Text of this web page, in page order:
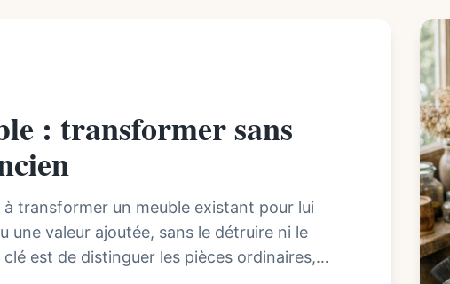
: transformer sans
à transformer un meuble existant pour lui
une valeur ajoutée, sans le détruire ni le
est de distinguer les pièces ordinaires,